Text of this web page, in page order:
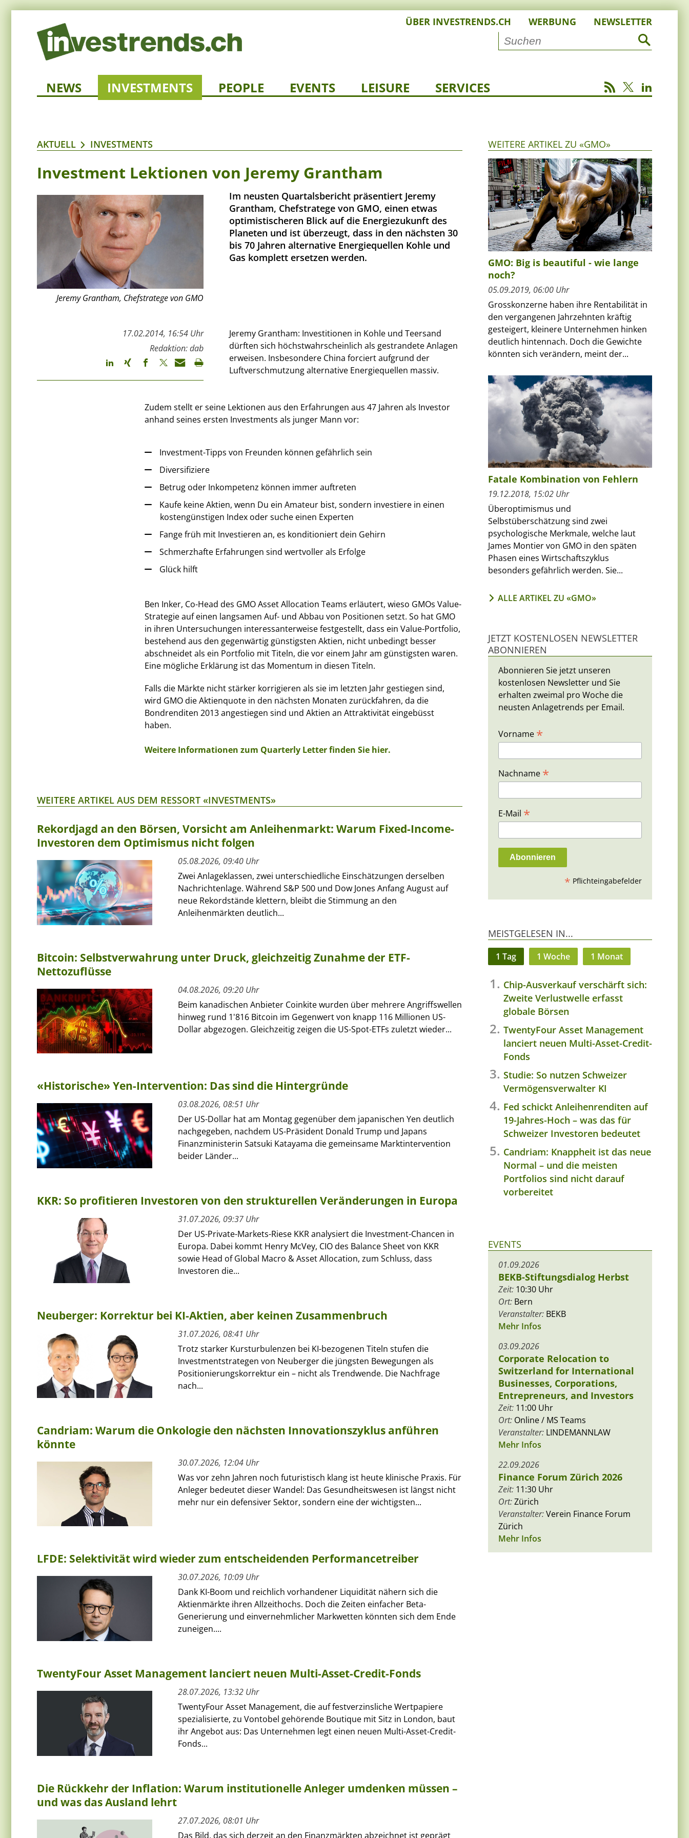
ÜBER INVESTRENDS.CH WERBUNG NEWSLETTER
NEWS INVESTMENTS PEOPLE EVENTS LEISURE SERVICES
AKTUELL INVESTMENTS
Investment Lektionen von Jeremy Grantham
Jeremy Grantham, Chefstratege von GMO
Im neusten Quartalsbericht präsentiert Jeremy
Grantham, Chefstratege von GMO, einen etwas
optimistischeren Blick auf die Energiezukunft des
Planeten und ist überzeugt, dass in den nächsten 30
bis 70 Jahren alternative Energiequellen Kohle und
Gas komplett ersetzen werden.
17.02.2014, 16:54 Uhr
Redaktion: dab
Jeremy Grantham: Investitionen in Kohle und Teersand
dürften sich höchstwahrscheinlich als gestrandete Anlagen
erweisen. Insbesondere China forciert aufgrund der
Luftverschmutzung alternative Energiequellen massiv.
Zudem stellt er seine Lektionen aus den Erfahrungen aus 47 Jahren als Investor
anhand seines ersten Investments als junger Mann vor:
Investment-Tipps von Freunden können gefährlich sein
Diversifiziere
Betrug oder Inkompetenz können immer auftreten
Kaufe keine Aktien, wenn Du ein Amateur bist, sondern investiere in einen
kostengünstigen Index oder suche einen Experten
Fange früh mit Investieren an, es konditioniert dein Gehirn
Schmerzhafte Erfahrungen sind wertvoller als Erfolge
Glück hilft
Ben Inker, Co-Head des GMO Asset Allocation Teams erläutert, wieso GMOs Value-
Strategie auf einen langsamen Auf- und Abbau von Positionen setzt. So hat GMO
in ihren Untersuchungen interessanterweise festgestellt, dass ein Value-Portfolio,
bestehend aus den gegenwärtig günstigsten Aktien, nicht unbedingt besser
abschneidet als ein Portfolio mit Titeln, die vor einem Jahr am günstigsten waren.
Eine mögliche Erklärung ist das Momentum in diesen Titeln.
Falls die Märkte nicht stärker korrigieren als sie im letzten Jahr gestiegen sind,
wird GMO die Aktienquote in den nächsten Monaten zurückfahren, da die
Bondrenditen 2013 angestiegen sind und Aktien an Attraktivität eingebüsst
haben.
Weitere Informationen zum Quarterly Letter finden Sie hier.
WEITERE ARTIKEL AUS DEM RESSORT «INVESTMENTS»
Rekordjagd an den Börsen, Vorsicht am Anleihenmarkt: Warum Fixed-Income-
Investoren dem Optimismus nicht folgen
05.08.2026, 09:40 Uhr
Zwei Anlageklassen, zwei unterschiedliche Einschätzungen derselben
Nachrichtenlage. Während S&P 500 und Dow Jones Anfang August auf
neue Rekordstände klettern, bleibt die Stimmung an den
Anleihenmärkten deutlich...
Bitcoin: Selbstverwahrung unter Druck, gleichzeitig Zunahme der ETF-
Nettozuflüsse
04.08.2026, 09:20 Uhr
Beim kanadischen Anbieter Coinkite wurden über mehrere Angriffswellen
hinweg rund 1'816 Bitcoin im Gegenwert von knapp 116 Millionen US-
Dollar abgezogen. Gleichzeitig zeigen die US-Spot-ETFs zuletzt wieder...
«Historische» Yen-Intervention: Das sind die Hintergründe
03.08.2026, 08:51 Uhr
Der US-Dollar hat am Montag gegenüber dem japanischen Yen deutlich
nachgegeben, nachdem US-Präsident Donald Trump und Japans
Finanzministerin Satsuki Katayama die gemeinsame Marktintervention
beider Länder...
KKR: So profitieren Investoren von den strukturellen Veränderungen in Europa
31.07.2026, 09:37 Uhr
Der US-Private-Markets-Riese KKR analysiert die Investment-Chancen in
Europa. Dabei kommt Henry McVey, CIO des Balance Sheet von KKR
sowie Head of Global Macro & Asset Allocation, zum Schluss, dass
Investoren die...
Neuberger: Korrektur bei KI-Aktien, aber keinen Zusammenbruch
31.07.2026, 08:41 Uhr
Trotz starker Kursturbulenzen bei KI-bezogenen Titeln stufen die
Investmentstrategen von Neuberger die jüngsten Bewegungen als
Positionierungskorrektur ein – nicht als Trendwende. Die Nachfrage
nach...
Candriam: Warum die Onkologie den nächsten Innovationszyklus anführen
könnte
30.07.2026, 12:04 Uhr
Was vor zehn Jahren noch futuristisch klang ist heute klinische Praxis. Für
Anleger bedeutet dieser Wandel: Das Gesundheitswesen ist längst nicht
mehr nur ein defensiver Sektor, sondern eine der wichtigsten...
LFDE: Selektivität wird wieder zum entscheidenden Performancetreiber
30.07.2026, 10:09 Uhr
Dank KI-Boom und reichlich vorhandener Liquidität nähern sich die
Aktienmärkte ihren Allzeithochs. Doch die Zeiten einfacher Beta-
Generierung und einvernehmlicher Markwetten könnten sich dem Ende
zuneigen....
TwentyFour Asset Management lanciert neuen Multi-Asset-Credit-Fonds
28.07.2026, 13:32 Uhr
TwentyFour Asset Management, die auf festverzinsliche Wertpapiere
spezialisierte, zu Vontobel gehörende Boutique mit Sitz in London, baut
ihr Angebot aus: Das Unternehmen legt einen neuen Multi-Asset-Credit-
Fonds...
Die Rückkehr der Inflation: Warum institutionelle Anleger umdenken müssen –
und was das Ausland lehrt
27.07.2026, 08:01 Uhr
Das Bild, das sich derzeit an den Finanzmärkten abzeichnet ist geprägt
WEITERE ARTIKEL ZU «GMO»
GMO: Big is beautiful - wie lange
noch?
05.09.2019, 06:00 Uhr
Grosskonzerne haben ihre Rentabilität in
den vergangenen Jahrzehnten kräftig
gesteigert, kleinere Unternehmen hinken
deutlich hintennach. Doch die Gewichte
könnten sich verändern, meint der...
Fatale Kombination von Fehlern
19.12.2018, 15:02 Uhr
Überoptimismus und
Selbstüberschätzung sind zwei
psychologische Merkmale, welche laut
James Montier von GMO in den späten
Phasen eines Wirtschaftszyklus
besonders gefährlich werden. Sie...
ALLE ARTIKEL ZU «GMO»
JETZT KOSTENLOSEN NEWSLETTER
ABONNIEREN
Abonnieren Sie jetzt unseren
kostenlosen Newsletter und Sie
erhalten zweimal pro Woche die
neusten Anlagetrends per Email.
Vorname *
Nachname *
E-Mail *
* Pflichteingabefelder
MEISTGELESEN IN...
1 Tag 1 Woche 1 Monat
Chip-Ausverkauf verschärft sich:
Zweite Verlustwelle erfasst
globale Börsen
TwentyFour Asset Management
lanciert neuen Multi-Asset-Credit-
Fonds
Studie: So nutzen Schweizer
Vermögensverwalter KI
Fed schickt Anleihenrenditen auf
19-Jahres-Hoch – was das für
Schweizer Investoren bedeutet
Candriam: Knappheit ist das neue
Normal – und die meisten
Portfolios sind nicht darauf
vorbereitet
EVENTS
01.09.2026
BEKB-Stiftungsdialog Herbst
Zeit: 10:30 Uhr
Ort: Bern
Veranstalter: BEKB
Mehr Infos
03.09.2026
Corporate Relocation to
Switzerland for International
Businesses, Corporations,
Entrepreneurs, and Investors
Zeit: 11:00 Uhr
Ort: Online / MS Teams
Veranstalter: LINDEMANNLAW
Mehr Infos
22.09.2026
Finance Forum Zürich 2026
Zeit: 11:30 Uhr
Ort:Zürich
Veranstalter:Verein Finance Forum
Zürich
Mehr Infos